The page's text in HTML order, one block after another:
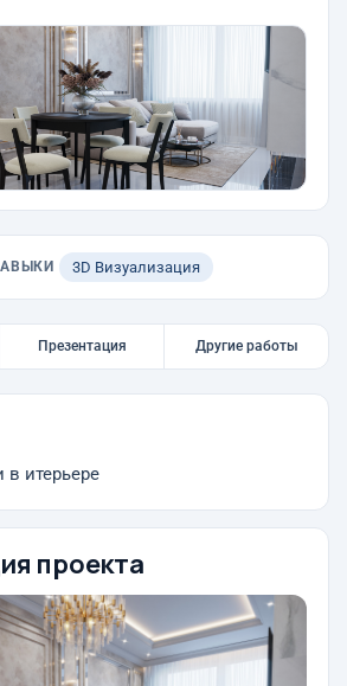
3D Визуализация
Презентация Другие работы
в итерьере
проекта